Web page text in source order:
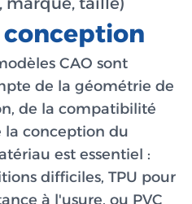
CAO sont
de la géométrie de
de la compatibilité
la conception du
est essentiel :
difficiles, TPU pour
à l'usure, ou PVC